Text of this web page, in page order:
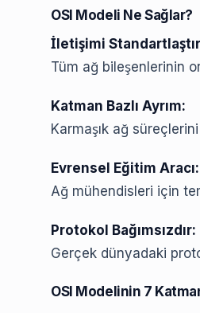
OSI Modeli Ne Sağlar?
İletişimi
Tüm ağ bileşenlerinin
Katman Bazlı Ayrım:
Karmaşık ağ
Evrensel Eğitim Aracı:
Ağ mühendisleri için
Protokol Bağımsızdır:
Gerçek dünyadaki
OSI Modelinin 7